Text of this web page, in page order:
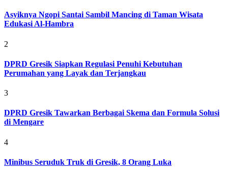
Asyiknya Ngopi Santai Sambil Mancing di Taman Wisata
Edukasi Al-Hambra
2
DPRD Gresik Siapkan Regulasi Penuhi Kebutuhan
Perumahan yang Layak dan Terjangkau
3
DPRD Gresik Tawarkan Berbagai Skema dan Formula Solusi
di Mengare
4
Minibus Seruduk Truk di Gresik, 8 Orang Luka